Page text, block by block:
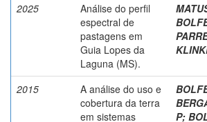
2025
Análise do perfil
espectral de
pastagens em
Guia Lopes da
Laguna (MS).
2015
A análise do uso e
cobertura da terra
em sistemas
P;